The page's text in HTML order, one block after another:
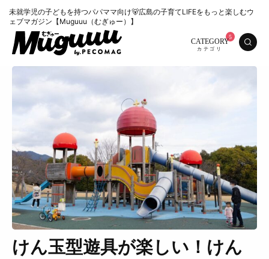
未就学児の子どもを持つパパママ向け🐻広島の子育てLIFEをもっと楽しむウ
ェブマガジン【Muguuu（むぎゅー）】
CATEGORY
けん玉型遊具が楽しい！けん